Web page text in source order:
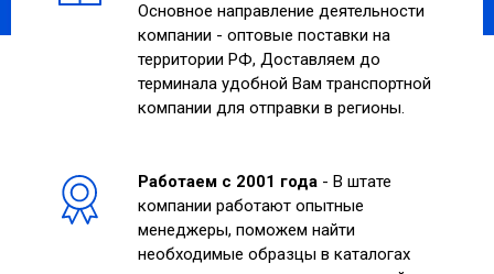
Основное направление деятельности
компании - оптовые поставки на
территории РФ, Доставляем до
терминала удобной Вам транспортной
компании для отправки в регионы.
Работаем с 2001 года - В штате
компании работают опытные
менеджеры, поможем найти
необходимые образцы в каталогах